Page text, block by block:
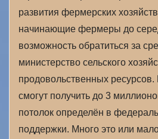
развития фермерских
начинающие фермеры до
возможность обратиться за
министерство сельского
продовольственных ресурсов.
смогут получить до 3
потолок определён в
поддержки. Много это или